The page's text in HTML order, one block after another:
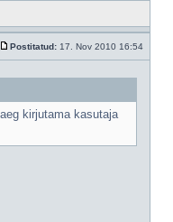
Postitatud: 17. Nov 2010 16:54
kirjutama kasutaja